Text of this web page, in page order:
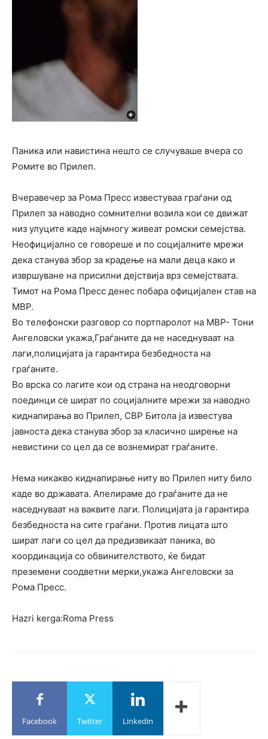
Паника или навистина нешто се случуваше вчера со
Ромите во Прилеп.
Вчеравечер за Рома Пресс известуваа граѓани од
Прилеп за наводно сомнителни возила кои се движат
низ улуците каде најмногу живеат ромски семејства.
Неофицијално се говореше и по социјалните мрежи
дека станува збор за крадење на мали деца како и
извршуване на присилни дејствија врз семејствата.
Тимот на Рома Пресс денес побара официјален став на
МВР.
Во телефонски разговор со портпаролот на МВР- Тони
Ангеловски укажа,Граѓаните да не наседнуваат на
лаги,полицијата ја гарантира безбедноста на
граѓаните.
Во врска со лагите кои од страна на неодговорни
поединци се шират по социјалните мрежи за наводнo
киднапирања во Прилеп, СВР Битола ја известува
јавноста дека станува збор за класично ширење на
невистини со цел да се вознемират граѓаните.
Нема никакво киднапирање ниту во Прилеп ниту било
каде во државата. Апелираме до граѓаните да не
наседнуваат на ваквите лаги. Полицијата ја гарантира
безбедноста на сите граѓани. Против лицата што
шират лаги со цел да предизвикаат паника, во
координација со обвинителството, ќе бидат
преземени соодветни мерки,укажа Ангеловски за
Рома Пресс.
Hazri kerga:Roma Press
Facebook Twitter Linkedin